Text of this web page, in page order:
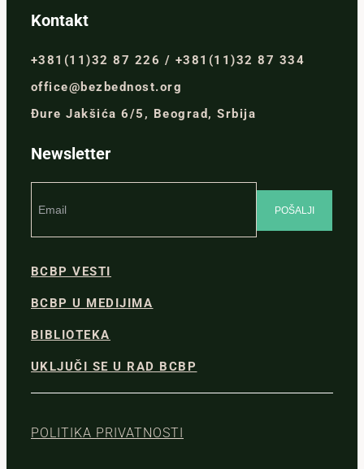
Kontakt
+381(11)32 87 226 / +381(11)32 87 334
office@bezbednost.org
Đure Jakšića 6/5, Beograd, Srbija
Newsletter
BCBP VESTI
BCBP U MEDIJIMA
BIBLIOTEKA
UKLJUČI SE U RAD BCBP
POLITIKA PRIVATNOSTI